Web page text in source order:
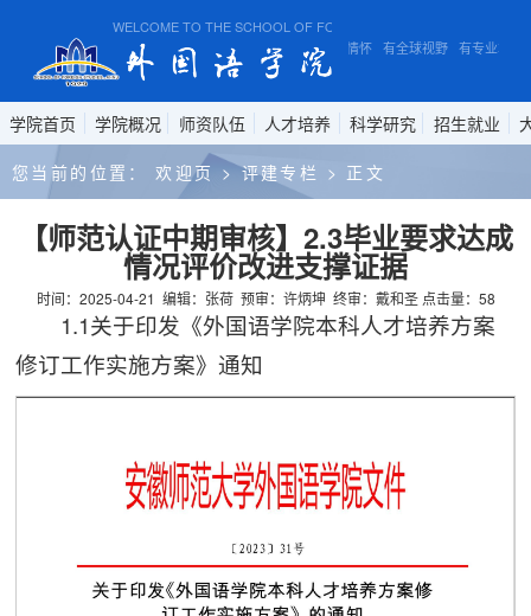
WELCOME TO THE SCHOOL OF FOREIGN STUDIES, ANHUI
有家国情怀 有全球视野 有专业本领
学院首页 学院概况 师资队伍 人才培养 科学研究 招生就业
您当前的位置： 欢迎页 > 评建专栏 > 正文
【师范认证中期审核】2.3毕业要求达成
情况评价改进支撑证据
时间：2025-04-21 编辑：张荷 预审：许炳坤 终审：戴和圣点击量： 58
1.1关于印发《外国语学院本科人才培养方案
修订工作实施方案》通知